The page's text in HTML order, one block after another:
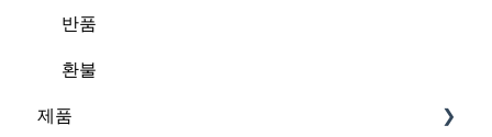
주문 통합/ 합배송
선물
오프라인 매장이
프로모션 중복 적용
환율
추가 비용
배송기간
배송비
무료배송
세관 관련 지원
반품
환불
제품